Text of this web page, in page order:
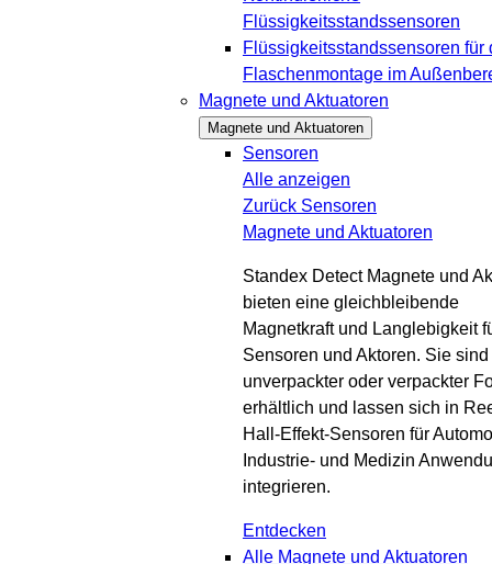
Flüssigkeitsstandssensoren
Flüssigkeitsstandssensoren für
Flaschenmontage im
Magnete und Aktuatoren
Magnete und Aktuatoren
Sensoren
Alle anzeigen
Zurück Sensoren
Magnete und Aktuatoren
Standex Detect Magnete und
bieten eine gleichbleibende
Magnetkraft und Langlebigkeit
Sensoren und Aktoren. Sie
unverpackter oder verpackter
erhältlich und lassen sich in
Hall-Effekt-Sensoren für
Industrie- und Medizin
integrieren.
Entdecken
Alle Magnete und Aktuatoren